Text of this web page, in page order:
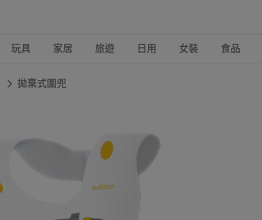
玩具 家居 旅遊 日用 女裝 食品
拋棄式圍兜